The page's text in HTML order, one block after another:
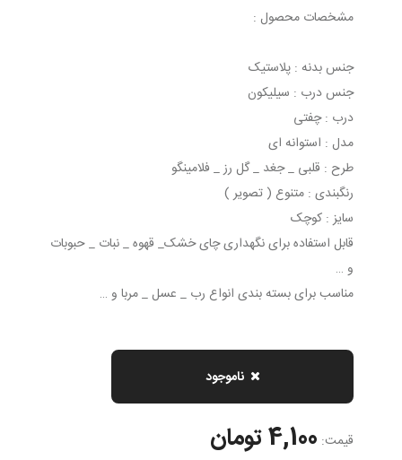
مشخصات محصول :
جنس بدنه : پلاستیک
جنس درب : سیلیکون
درب : چفتی
مدل : استوانه ای
طرح : قلبی _ جغد _ گل رز _ فلامینگو
رنگبندی : متنوع ( تصویر )
سایز : کوچک
قابل استفاده برای نگهداری چای خشک_ قهوه _ نبات _ حبوبات
و …
مناسب برای بسته بندی انواع رب _ عسل _ مربا و …
ناموجود
قیمت: 4,100 تومان